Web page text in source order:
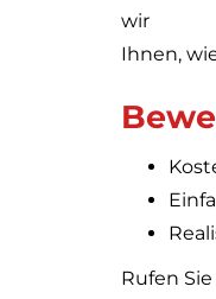
wir
Ihnen,
Rufen